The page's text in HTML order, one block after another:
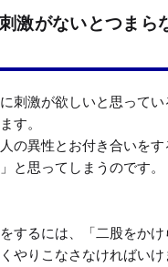
激がないとつまら
刺激が欲しいと思って
す。
の異性とお付き合いをす
と思ってしまうのです。
するには、「二股をかけ
やりこなさなければいけ